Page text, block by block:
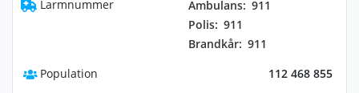
Larmnummer
Ambulans: 911
Polis: 911
Brandkår: 911
Population
112 468 855